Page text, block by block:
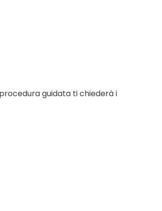
guidata ti chiederà i